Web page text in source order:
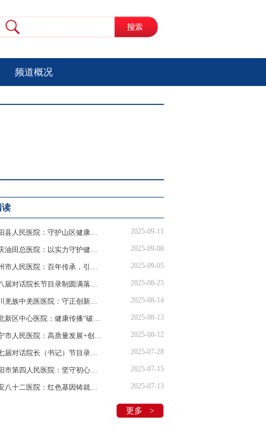
频道概况
读
山阳县人民医院：守护山区健康，创新传播赋能 2025-09-11
大庆油田总医院：以实力守护健康，以传播赋能民生 2025-09-08
嵊州市人民医院：百年传承，引领区域医疗健康新发展 2025-09-05
第八届对话院长节目录制圆满落幕聚焦医院传播力提升与IP打造 2025-08-25
北川羌族中羌医医院：守正创新，打造民族健康新范式 2025-08-14
沈北新区中心医院：健康传播“破圈” 2025-08-13
海宁市人民医院：高质量发展+创新传播 2025-08-12
第七届对话院长（书记）节目录制圆满落幕 聚焦公立医院传播力赋能公益行动 2025-07-28
贵阳市第四人民医院：坚守初心，在健康传播发展中彰显担当 2025-07-15
淮安八十二医院：红色基因铸就健康守护者 2025-07-13
更多 >